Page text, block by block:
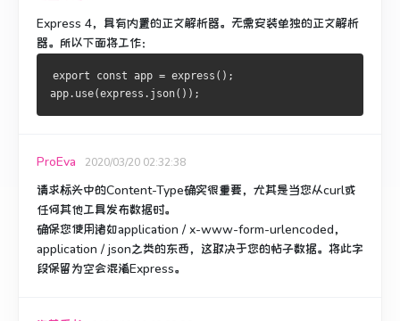
Express 4，具有内置的正文解析器。 无需安装单独的正文解析
器。 所以下面将工作：
export const app = express();
app.use(express.json());
ProEva 2020/03/20 02:32:38
请求标头中的Content-Type确实很重要，尤其是当您从curl或
任何其他工具发布数据时。
确保您使用诸如application / x-www-form-urlencoded，
application / json之类的东西，这取决于您的帖子数据。 将此字
段保留为空会混淆Express。